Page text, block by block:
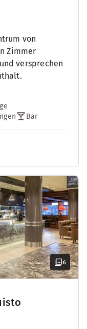
von
Zimmer
versprechen
Bar
6